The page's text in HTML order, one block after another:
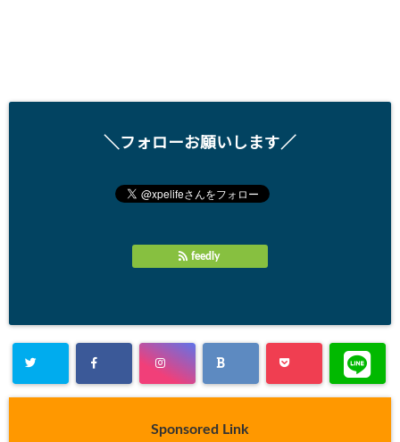
＼フォローお願いします／
feedly
Sponsored Link